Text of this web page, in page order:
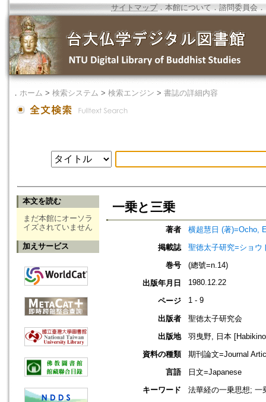
サイトマップ．本館について ． 諮問委員会 ．
． ホーム > 検索システム > 検索エンジン > 書誌の詳細内容
本文を読む
まだ本館にオーソラ
イズされていません
加えサービス
一乗と三乗
著者
横超慧日 (著)=Ocho,
掲載誌
聖徳太子研究=ショウ
巻号
(總號=n.14)
出版年月日
1980.12.22
ページ 1 - 9
出版者
聖徳太子研究会
出版地
羽曳野, 日本
資料の種類
期刊論文=Journal
言語
日文=Japanese
キーワード
法華経の一乗思想; 一